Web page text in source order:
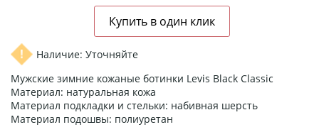
Наличие: Уточняйте
Мужские зимние кожаные ботинки Levis Black Classic
Материал: натуральная кожа
Материал подкладки и стельки: набивная шерсть
Материал подошвы: полиуретан